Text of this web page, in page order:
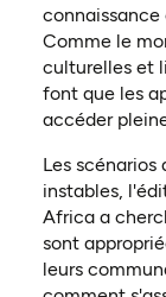
connaissance
Comme le
culturelles et
font que les
accéder
Les
instables,
Africa a
sont
leurs